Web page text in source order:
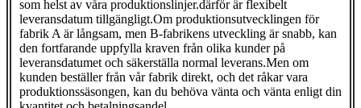
som helst av våra produktionslinjer.därför är flexibelt
leveransdatum tillgängligt.Om produktionsutvecklingen för
fabrik A är långsam, men B-fabrikens utveckling är snabb, kan
den fortfarande uppfylla kraven från olika kunder på
leveransdatumet och säkerställa normal leverans.Men om
kunden beställer från vår fabrik direkt, och det råkar vara
produktionssäsongen, kan du behöva vänta och vänta enligt din